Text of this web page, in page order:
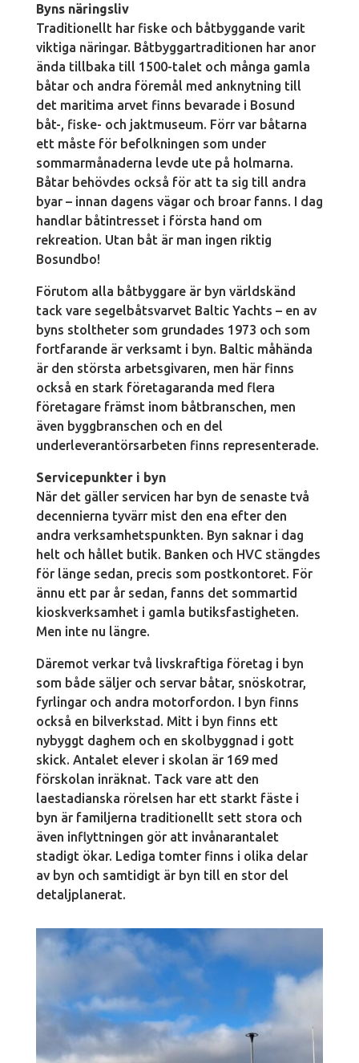
Byns näringsliv
Traditionellt har fiske och båtbyggande varit
viktiga näringar. Båtbyggartraditionen har anor
ända tillbaka till 1500-talet och många gamla
båtar och andra föremål med anknytning till
det maritima arvet finns bevarade i Bosund
båt-, fiske- och jaktmuseum. Förr var båtarna
ett måste för befolkningen som under
sommarmånaderna levde ute på holmarna.
Båtar behövdes också för att ta sig till andra
byar – innan dagens vägar och broar fanns. I dag
handlar båtintresset i första hand om
rekreation. Utan båt är man ingen riktig
Bosundbo!
Förutom alla båtbyggare är byn världskänd
tack vare segelbåtsvarvet Baltic Yachts – en av
byns stoltheter som grundades 1973 och som
fortfarande är verksamt i byn. Baltic måhända
är den största arbetsgivaren, men här finns
också en stark företagaranda med flera
företagare främst inom båtbranschen, men
även byggbranschen och en del
underleverantörsarbeten finns representerade.
Servicepunkter i byn
När det gäller servicen har byn de senaste två
decennierna tyvärr mist den ena efter den
andra verksamhetspunkten. Byn saknar i dag
helt och hållet butik. Banken och HVC stängdes
för länge sedan, precis som postkontoret. För
ännu ett par år sedan, fanns det sommartid
kioskverksamhet i gamla butiksfastigheten.
Men inte nu längre.
Däremot verkar två livskraftiga företag i byn
som både säljer och servar båtar, snöskotrar,
fyrlingar och andra motorfordon. I byn finns
också en bilverkstad. Mitt i byn finns ett
nybyggt daghem och en skolbyggnad i gott
skick. Antalet elever i skolan är 169 med
förskolan inräknat. Tack vare att den
laestadianska rörelsen har ett starkt fäste i
byn är familjerna traditionellt sett stora och
även inflyttningen gör att invånarantalet
stadigt ökar. Lediga tomter finns i olika delar
av byn och samtidigt är byn till en stor del
detaljplanerat.